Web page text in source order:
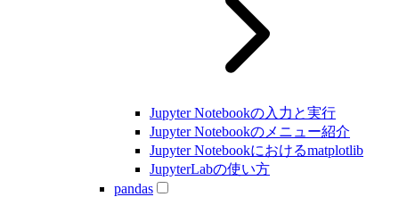
Jupyter Notebookの入力と実行
Jupyter Notebookのメニュー紹介
Jupyter Notebookにおけるmatplotlib
JupyterLabの使い方
pandas